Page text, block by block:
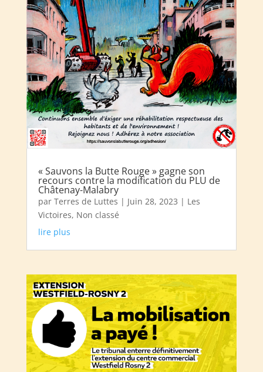
« Sauvons la Butte Rouge » gagne son
recours contre la modification du PLU de
Châtenay-Malabry
par Terres de Luttes | Juin 28, 2023 | Les
Victoires, Non classé
lire plus